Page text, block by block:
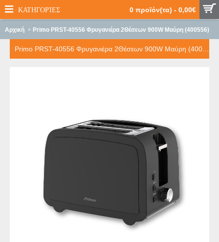
0 προϊόν(τα) - 0,00€
ΚΑΤΗΓΟΡΊΕΣ
Αρχική Primo PRST-40556 Φρυγανιέρα 2Θέσεων 900W Μαύρη (400556)